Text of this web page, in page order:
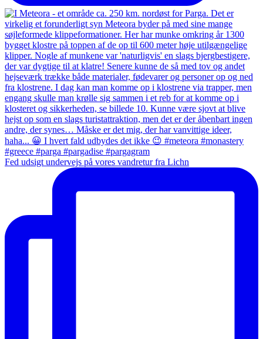
Fed udsigt undervejs på vores vandretur fra Lichn